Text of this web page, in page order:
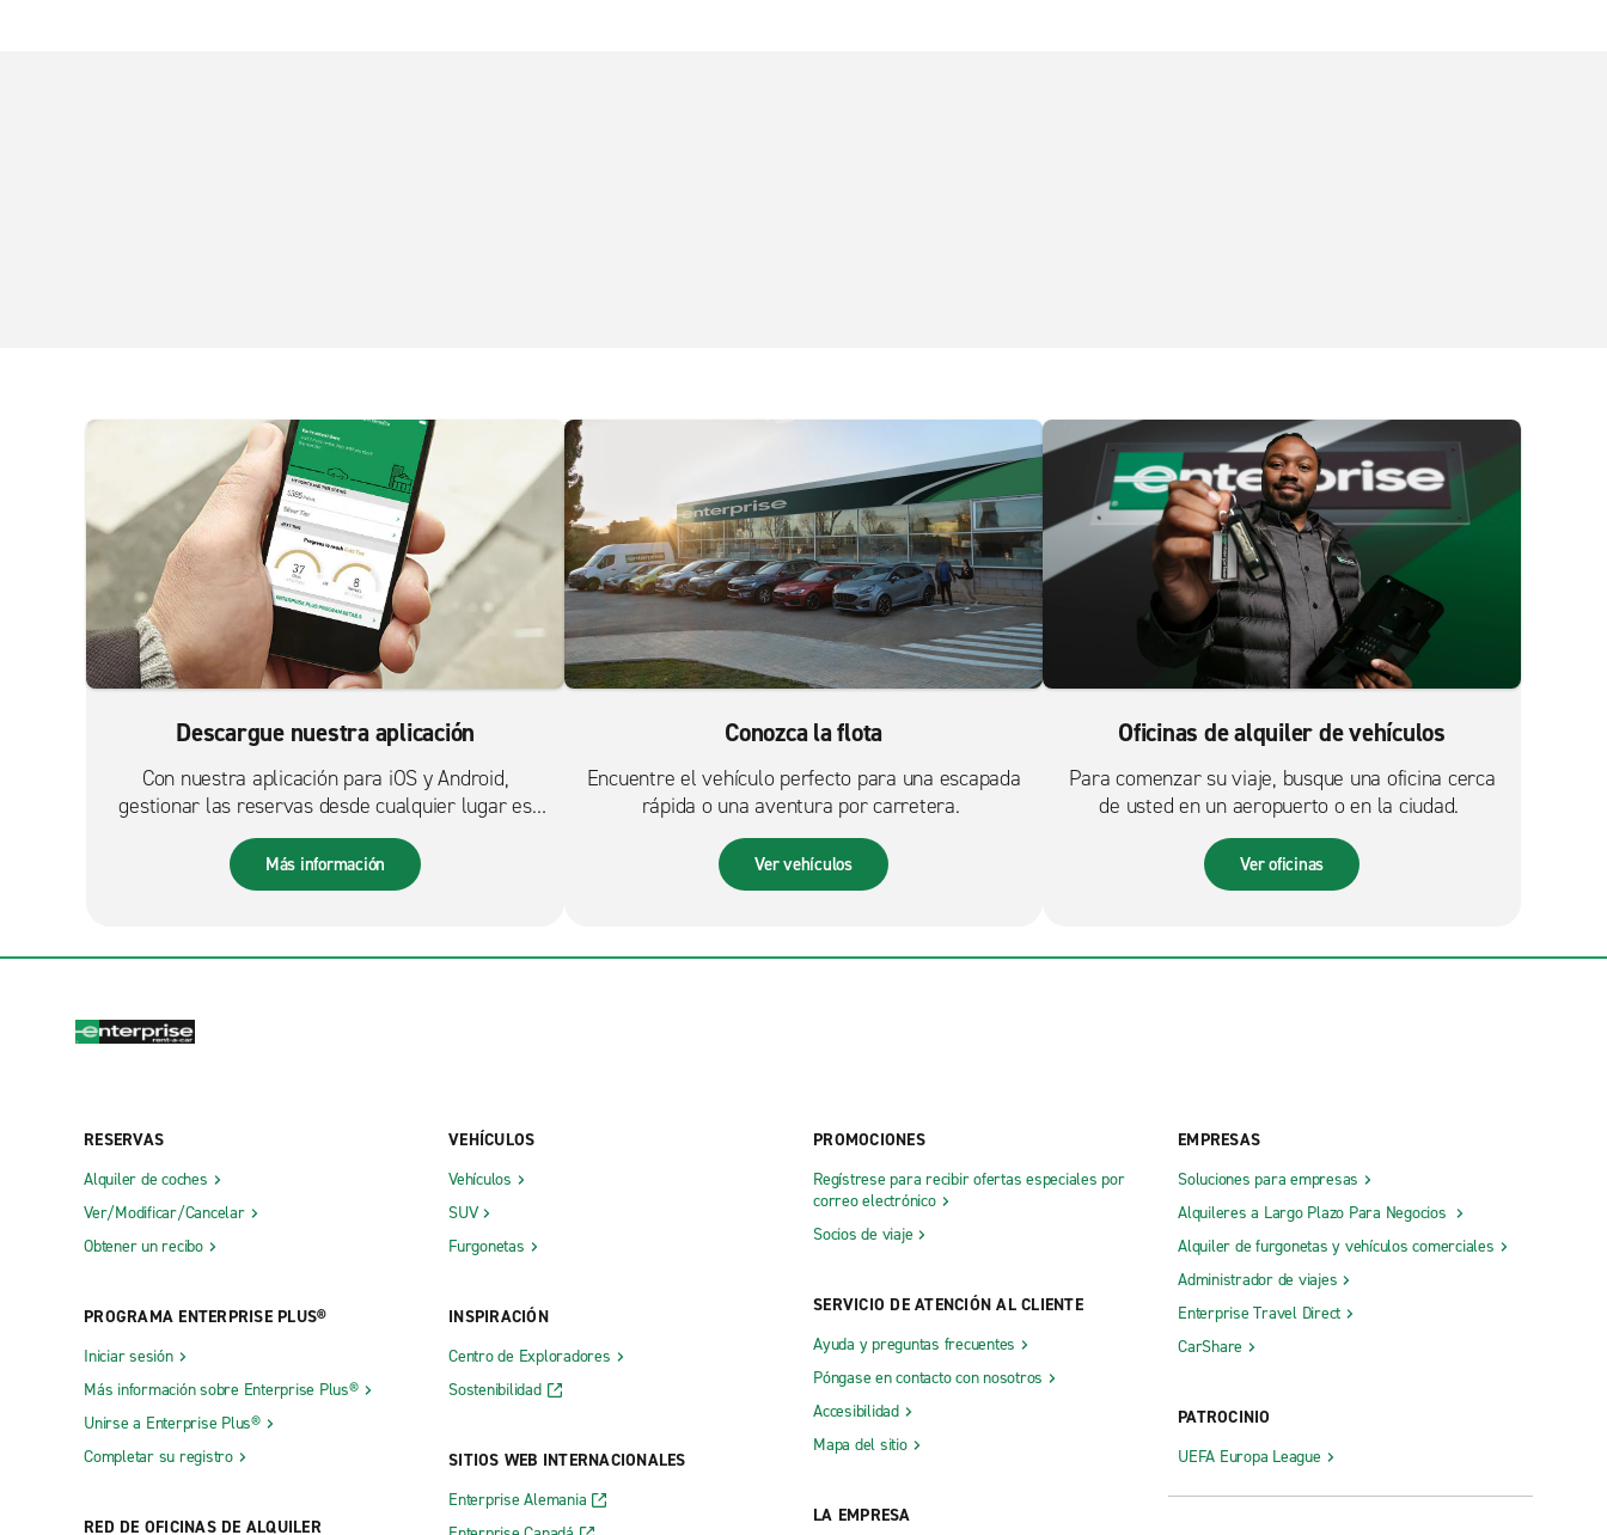
Descargue nuestra aplicación
Con nuestra aplicación para iOS y Android,
gestionar las reservas desde cualquier lugar es
más fácil que nunca.
Más información
Conozca la flota
Encuentre el vehículo perfecto para una escapada
rápida o una aventura por carretera.
Ver vehículos
Oficinas de alquiler de vehículos
Para comenzar su viaje, busque una oficina cerca
de usted en un aeropuerto o en la ciudad.
Ver oficinas
RESERVAS
Alquiler de coches
Ver/Modificar/Cancelar
Obtener un recibo
PROGRAMA ENTERPRISE PLUS®
Iniciar sesión
Más información sobre Enterprise Plus®
Unirse a Enterprise Plus®
Completar su registro
RED DE OFICINAS DE ALQUILER
VEHÍCULOS
Vehículos
SUV
Furgonetas
INSPIRACIÓN
Centro de Exploradores
Sostenibilidad
SITIOS WEB INTERNACIONALES
Enterprise Alemania
PROMOCIONES
Regístrese para recibir ofertas especiales por
correo electrónico
Socios de viaje
SERVICIO DE ATENCIÓN AL CLIENTE
Ayuda y preguntas frecuentes
Póngase en contacto con nosotros
Accesibilidad
Mapa del sitio
LA EMPRESA
EMPRESAS
Soluciones para empresas
Alquileres a Largo Plazo Para Negocios
Alquiler de furgonetas y vehículos comerciales
Administrador de viajes
Enterprise Travel Direct
CarShare
PATROCINIO
UEFA Europa League